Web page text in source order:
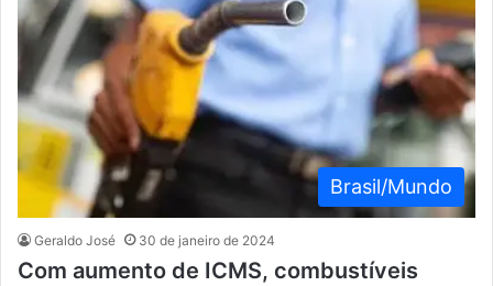
Brasil/Mundo
Geraldo José 30 de janeiro de 2024
Com aumento de ICMS, combustíveis